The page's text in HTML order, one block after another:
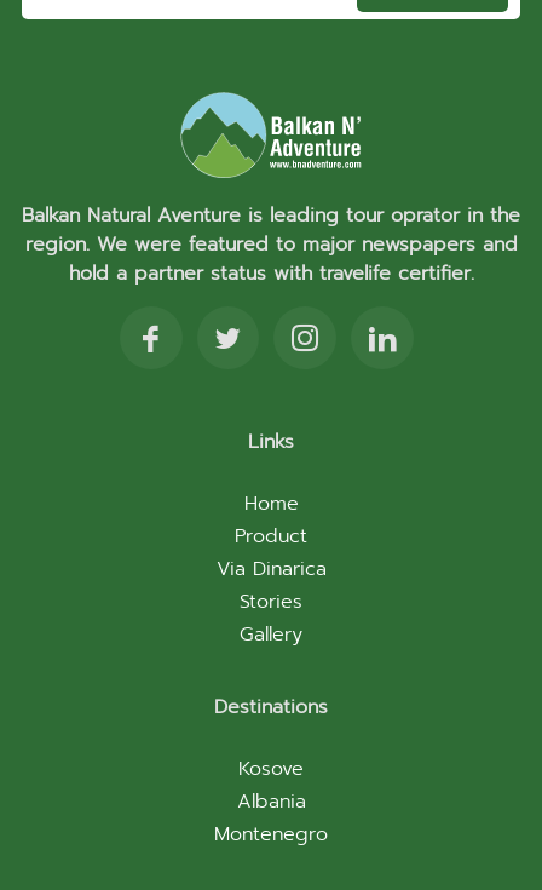
Balkan Natural Aventure is leading tour oprator in the
region. We were featured to major newspapers and
hold a partner status with travelife certifier.
Links
Home
Product
Via Dinarica
Stories
Gallery
Destinations
Kosove
Albania
Montenegro